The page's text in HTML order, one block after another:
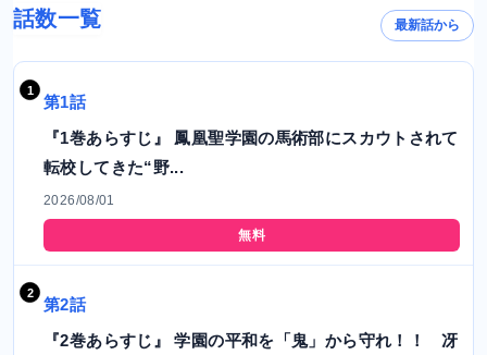
話数一覧 最新話から
第1話
『1巻あらすじ』 鳳凰聖学園の馬術部にスカウトされて
転校してきた“野...
2026/08/01
無料
第2話
『2巻あらすじ』 学園の平和を「鬼」から守れ！！ 冴